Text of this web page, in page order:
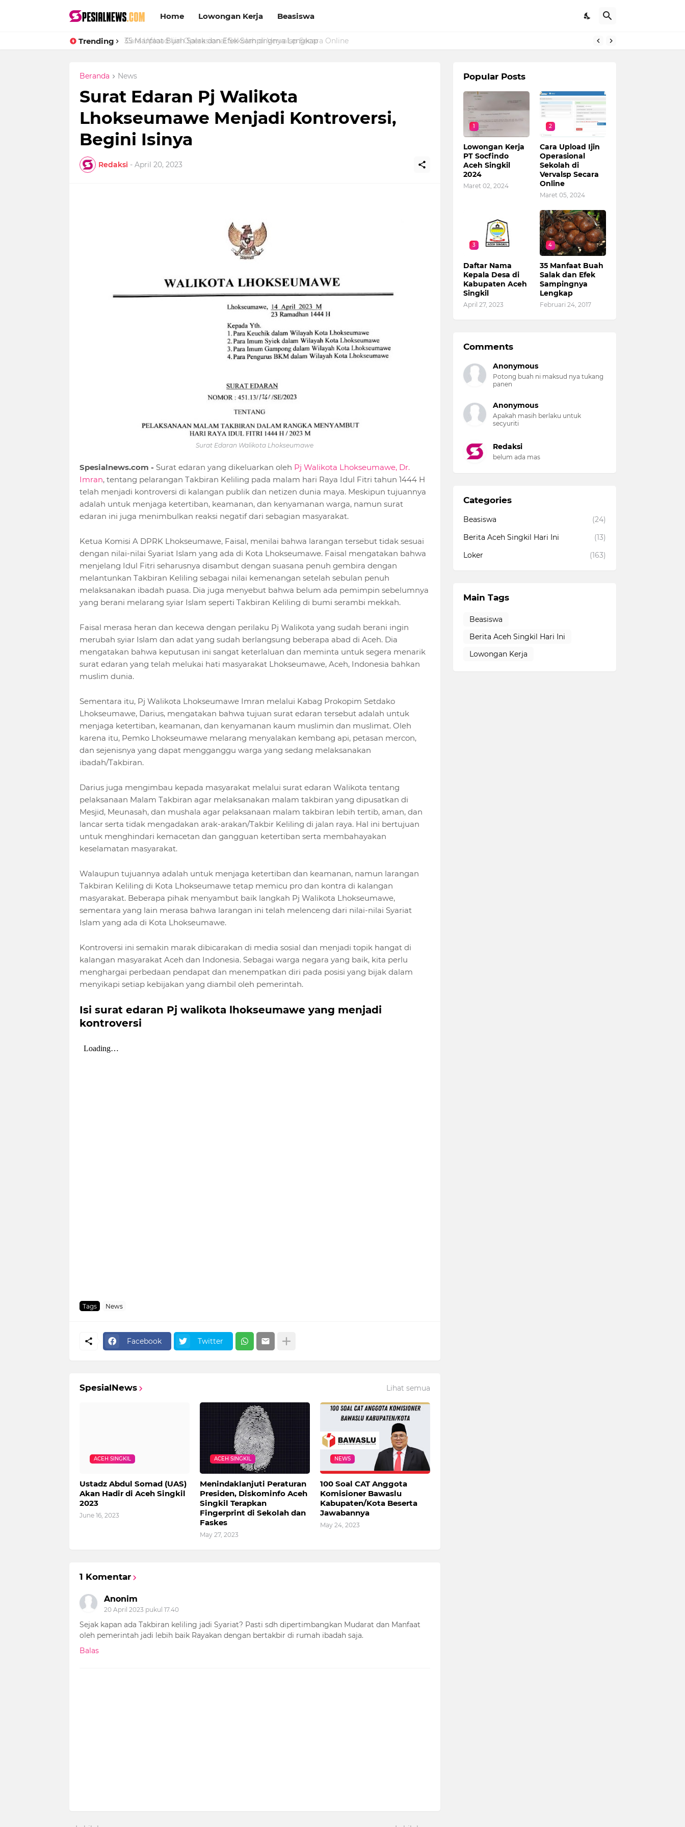
Home Lowongan Kerja Beasiswa
Trending Cara Upload Ijin Operasional Sekolah di Vervalsp Secara Online
Beranda News
Surat Edaran Pj Walikota
Lhokseumawe Menjadi Kontroversi,
Begini Isinya
Redaksi - April 20, 2023
Surat Edaran Walikota Lhokseumawe
Spesialnews.com - Surat edaran yang dikeluarkan oleh Pj Walikota Lhokseumawe, Dr.
Imran, tentang pelarangan Takbiran Keliling pada malam hari Raya Idul Fitri tahun 1444 H
telah menjadi kontroversi di kalangan publik dan netizen dunia maya. Meskipun tujuannya
adalah untuk menjaga ketertiban, keamanan, dan kenyamanan warga, namun surat
edaran ini juga menimbulkan reaksi negatif dari sebagian masyarakat.
Ketua Komisi A DPRK Lhokseumawe, Faisal, menilai bahwa larangan tersebut tidak sesuai
dengan nilai-nilai Syariat Islam yang ada di Kota Lhokseumawe. Faisal mengatakan bahwa
menjelang Idul Fitri seharusnya disambut dengan suasana penuh gembira dengan
melantunkan Takbiran Keliling sebagai nilai kemenangan setelah sebulan penuh
melaksanakan ibadah puasa. Dia juga menyebut bahwa belum ada pemimpin sebelumnya
yang berani melarang syiar Islam seperti Takbiran Keliling di bumi serambi mekkah.
Faisal merasa heran dan kecewa dengan perilaku Pj Walikota yang sudah berani ingin
merubah syiar Islam dan adat yang sudah berlangsung beberapa abad di Aceh. Dia
mengatakan bahwa keputusan ini sangat keterlaluan dan meminta untuk segera menarik
surat edaran yang telah melukai hati masyarakat Lhokseumawe, Aceh, Indonesia bahkan
muslim dunia.
Sementara itu, Pj Walikota Lhokseumawe Imran melalui Kabag Prokopim Setdako
Lhokseumawe, Darius, mengatakan bahwa tujuan surat edaran tersebut adalah untuk
menjaga ketertiban, keamanan, dan kenyamanan kaum muslimin dan muslimat. Oleh
karena itu, Pemko Lhokseumawe melarang menyalakan kembang api, petasan mercon,
dan sejenisnya yang dapat mengganggu warga yang sedang melaksanakan
ibadah/Takbiran.
Darius juga mengimbau kepada masyarakat melalui surat edaran Walikota tentang
pelaksanaan Malam Takbiran agar melaksanakan malam takbiran yang dipusatkan di
Mesjid, Meunasah, dan mushala agar pelaksanaan malam takbiran lebih tertib, aman, dan
lancar serta tidak mengadakan arak-arakan/Takbir Keliling di jalan raya. Hal ini bertujuan
untuk menghindari kemacetan dan gangguan ketertiban serta membahayakan
keselamatan masyarakat.
Walaupun tujuannya adalah untuk menjaga ketertiban dan keamanan, namun larangan
Takbiran Keliling di Kota Lhokseumawe tetap memicu pro dan kontra di kalangan
masyarakat. Beberapa pihak menyambut baik langkah Pj Walikota Lhokseumawe,
sementara yang lain merasa bahwa larangan ini telah melenceng dari nilai-nilai Syariat
Islam yang ada di Kota Lhokseumawe.
Kontroversi ini semakin marak dibicarakan di media sosial dan menjadi topik hangat di
kalangan masyarakat Aceh dan Indonesia. Sebagai warga negara yang baik, kita perlu
menghargai perbedaan pendapat dan menempatkan diri pada posisi yang bijak dalam
menyikapi setiap kebijakan yang diambil oleh pemerintah.
Isi surat edaran Pj walikota lhokseumawe yang menjadi
kontroversi
Tags News
Facebook Twitter
SpesialNews Lihat semua
ACEH SINGKIL
Ustadz Abdul Somad (UAS)
Akan Hadir di Aceh Singkil
2023
June 16, 2023
ACEH SINGKIL
Menindaklanjuti Peraturan
Presiden, Diskominfo Aceh
Singkil Terapkan
Fingerprint di Sekolah dan
Faskes
May 27, 2023
NEWS
100 Soal CAT Anggota
Komisioner Bawaslu
Kabupaten/Kota Beserta
Jawabannya
May 24, 2023
1 Komentar
Anonim
20 April 2023 pukul 17.40
Sejak kapan ada Takbiran keliling jadi Syariat? Pasti sdh dipertimbangkan Mudarat dan Manfaat
oleh pemerintah jadi lebih baik Rayakan dengan bertakbir di rumah ibadah saja.
Balas
Popular Posts
1
Lowongan Kerja
PT Socfindo
Aceh Singkil
2024
Maret 02, 2024
2
Cara Upload Ijin
Operasional
Sekolah di
Vervalsp Secara
Online
Maret 05, 2024
3
Daftar Nama
Kepala Desa di
Kabupaten Aceh
Singkil
April 27, 2023
4
35 Manfaat Buah
Salak dan Efek
Sampingnya
Lengkap
Februari 24, 2017
Comments
Anonymous
Potong buah ni maksud nya tukang
panen
Anonymous
Apakah masih berlaku untuk
secyuriti
Redaksi
belum ada mas
Categories
Beasiswa
(24)
Berita Aceh Singkil Hari Ini
(13)
Loker
(163)
Main Tags
Beasiswa
Berita Aceh Singkil Hari Ini
Lowongan Kerja